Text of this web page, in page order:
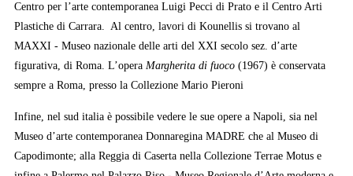
Centro per l’arte contemporanea Luigi Pecci di Prato e il Centro Arti
Plastiche di Carrara. Al centro, lavori di Kounellis si trovano al
MAXXI - Museo nazionale delle arti del XXI secolo sez. d’arte
figurativa, di Roma. L’opera Margherita di fuoco (1967) è conservata
sempre a Roma, presso la Collezione Mario Pieroni
Infine, nel sud italia è possibile vedere le sue opere a Napoli, sia nel
Museo d’arte contemporanea Donnaregina MADRE che al Museo di
Capodimonte; alla Reggia di Caserta nella Collezione Terrae Motus e